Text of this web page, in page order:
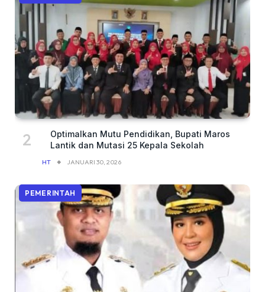
Optimalkan Mutu Pendidikan, Bupati Maros
Lantik dan Mutasi 25 Kepala Sekolah
HT JANUARI 30, 2026
PEMERINTAH